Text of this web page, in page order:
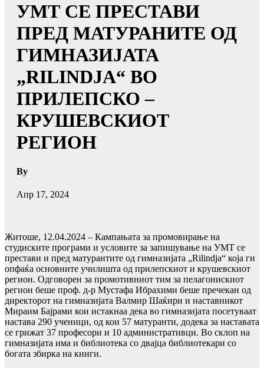
УМТ СЕ ПРЕСТАВИ
ПРЕД МАТУРАНИТЕ ОД
ГИМНАЗИЈАТА
„RILINDJA“ ВО
ПРИЛЕПСКО –
КРУШЕВСКИОТ
РЕГИОН
By
Апр 17, 2024
Житоше, 12.04.2024 – Кампањата за промовирање на
студиските програми и условите за запишување на УМТ се
престави и пред матурантите од гимназијата „Rilindja“ која ги
опфаќа основните училишта од прилепскиот и крушевскиот
регион. Одговорен за промотивниот тим за пелагонискиот
регион беше проф. д-р Мустафа Ибрахими беше пречекан од
директорот на гимназијата Валмир Шаќири и наставникот
Мираим Бајрами кои истакнаа дека во гимназијата посетуваат
настава 290 ученици, од кои 57 матуранти, додека за наставата
се грижат 37 професори и 10 административци. Во склоп на
гимназијата има и библиотека со двајца библиотекари со
богата збирка на книги.